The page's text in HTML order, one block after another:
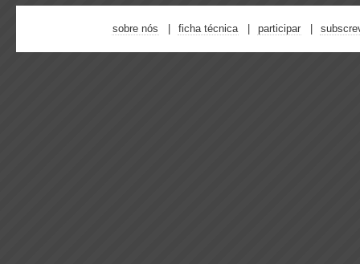
sobre nós ficha técnica participar